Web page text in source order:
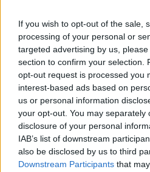
If you wish to opt-out of the sale,
processing of your personal or
targeted advertising by us,
section to confirm your selection.
opt-out request is processed you
interest-based ads based on
us or personal information
your opt-out. You may separately
disclosure of your personal
IAB’s list of downstream
also be disclosed by us to third
Downstream Participants that
Brez teh potrdil bi
prodali.
Kadar si boste zaželeli
rodovnika'' še 1x
da bo vaš nov psiček
Zgodi se vam
preprodajelec ponudil